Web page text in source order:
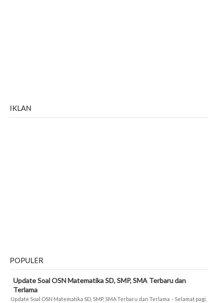
IKLAN
POPULER
Update Soal OSN Matematika SD, SMP, SMA Terbaru dan
Terlama
Update Soal OSN Matematika SD, SMP, SMA Terbaru dan Terlama - Selamat pagi,